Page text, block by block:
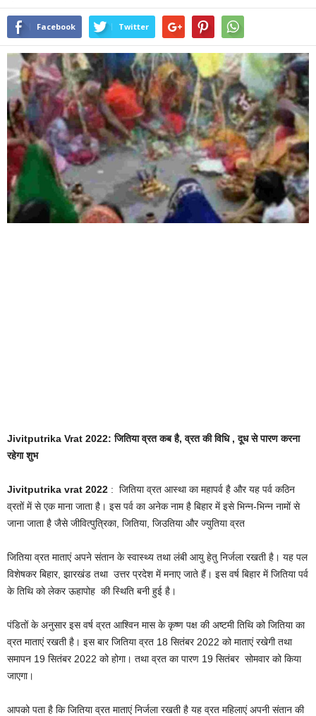
Facebook Twitter
Jivitputrika Vrat 2022: जितिया व्रत कब है, व्रत की विधि , दूध से पारण करना
रहेगा शुभ
Jivitputrika vrat 2022 : जितिया व्रत आस्था का महापर्व है और यह पर्व कठिन
व्रतों में से एक माना जाता है। इस पर्व का अनेक नाम है बिहार में इसे भिन्न-भिन्न नामों से
जाना जाता है जैसे जीवित्पुत्रिका, जितिया, जिउतिया और ज्युतिया व्रत
जितिया व्रत माताएं अपने संतान के स्वास्थ्य तथा लंबी आयु हेतु निर्जला रखती है। यह पल
विशेषकर बिहार, झारखंड तथा उत्तर प्रदेश में मनाए जाते हैं। इस वर्ष बिहार में जितिया पर्व
के तिथि को लेकर ऊहापोह की स्थिति बनी हुई है।
पंडितों के अनुसार इस वर्ष व्रत आश्विन मास के कृष्ण पक्ष की अष्टमी तिथि को जितिया का
व्रत माताएं रखती है। इस बार जितिया व्रत 18 सितंबर 2022 को माताएं रखेगी तथा
समापन 19 सितंबर 2022 को होगा। तथा व्रत का पारण 19 सितंबर सोमवार को किया
जाएगा।
आपको पता है कि जितिया व्रत माताएं निर्जला रखती है यह व्रत महिलाएं अपनी संतान की